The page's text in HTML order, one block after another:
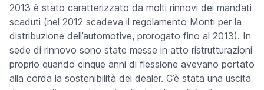
2013 è stato caratterizzato da molti rinnovi dei mandati
scaduti (nel 2012 scadeva il regolamento Monti per la
distribuzione dell’automotive, prorogato fino al 2013). In
sede di rinnovo sono state messe in atto ristrutturazioni
proprio quando cinque anni di flessione avevano portato
alla corda la sostenibilità dei dealer. C’è stata una uscita